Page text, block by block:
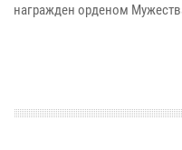
награжден орденом